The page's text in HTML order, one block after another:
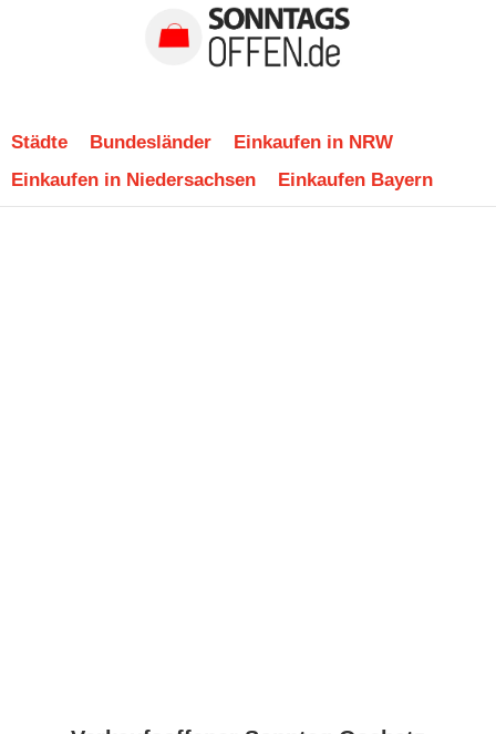
Städte Bundesländer
Einkaufen in NRW
Einkaufen in Niedersachsen
Einkaufen Bayern